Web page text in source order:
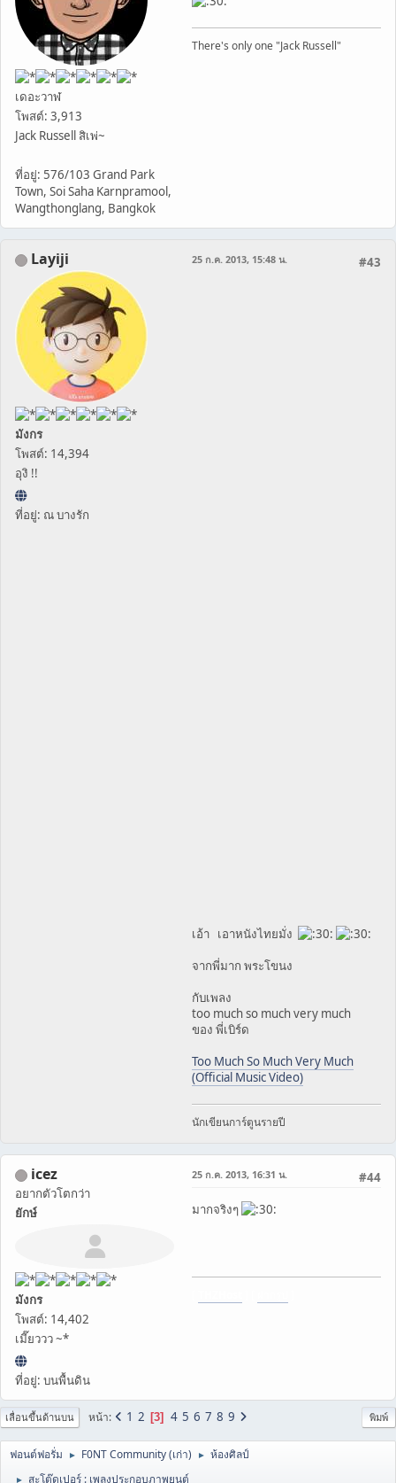
เดอะวาฬ
โพสต์: 3,913
Jack Russell สิเพ่~
ที่อยู่: 576/103 Grand Park
Town, Soi Saha Karnpramool,
Wangthonglang, Bangkok
There's only one "Jack Russell"
Layiji
มังกร
โพสต์: 14,394
อุงิ !!
ที่อยู่: ณ บางรัก
#43
25 ก.ค. 2013, 15:48 น.
เอ้า เอาหนังไทยมั่ง
จากพี่มาก พระโขนง
กับเพลง
too much so much very much
ของ พี่เบิร์ด
Too Much So Much Very Much
(Official Music Video)
นักเขียนการ์ตูนรายปี
icez
อยากตัวโตกว่า
ยักษ์
มังกร
โพสต์: 14,402
เมี๊ยววว ~*
ที่อยู่: บนพื้นดิน
#44
25 ก.ค. 2013, 16:31 น.
มากจริงๆ
พิมพ์
เลื่อนขึ้นด้านบน หน้า 1 2 3 4 5 6 7 8 9
ฟอนต์ฟอรั่ม ► F0NT Community (เก่า) ► ห้องศิลป์
► สะโต๊ดเปอร์ : เพลงประกอบภาพยนต์